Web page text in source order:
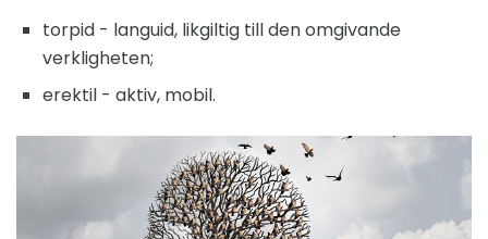
torpid - languid, likgiltig till den omgivande
verkligheten;
erektil - aktiv, mobil.